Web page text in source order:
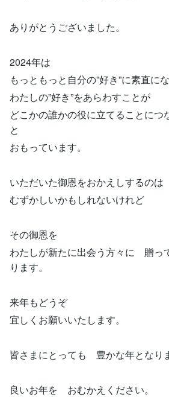
ありがとうございました。
2024年は
もっともっと自分の”好き”に素直に
わたしの”好き”をあらわすことが
どこかの誰かの役に立てることにつ
と
おもっています。
いただいた御恩をおかえしするのは
むずかしいかもしれないけれど
その御恩を
わたしが新たに出会う方々に 贈っ
ります。
来年もどうぞ
宜しくお願いいたします。
皆さまにとっても 豊かな年となり
良いお年を おむかえください。